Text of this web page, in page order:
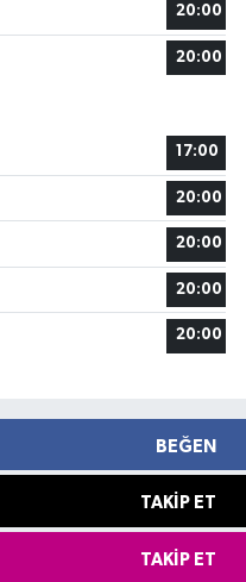
20:00
20:00
17:00
20:00
20:00
20:00
20:00
BEĞEN
TAKIP ET
TAKIP ET